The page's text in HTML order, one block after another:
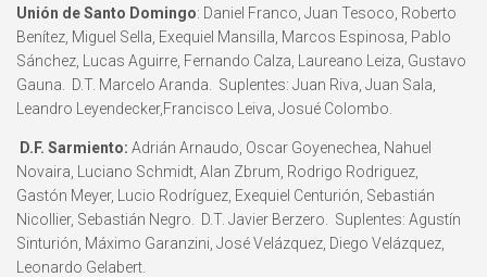
Unión de Santo Domingo: Daniel Franco, Juan Tesoco, Roberto
Benítez, Miguel Sella, Exequiel Mansilla, Marcos Espinosa, Pablo
Sánchez, Lucas Aguirre, Fernando Calza, Laureano Leiza, Gustavo
Gauna. D.T. Marcelo Aranda. Suplentes: Juan Riva, Juan Sala,
Leandro Leyendecker,Francisco Leiva, Josué Colombo.
D.F. Sarmiento: Adrián Arnaudo, Oscar Goyenechea, Nahuel
Novaira, Luciano Schmidt, Alan Zbrum, Rodrigo Rodriguez,
Gastón Meyer, Lucio Rodríguez, Exequiel Centurión, Sebastián
Nicollier, Sebastián Negro. D.T. Javier Berzero. Suplentes: Agustín
Sinturión, Máximo Garanzini, José Velázquez, Diego Velázquez,
Leonardo Gelabert.